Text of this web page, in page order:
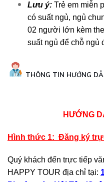
Lưu ý: Trẻ em miễn
có suất ngủ, ngủ
02 người lớn kèm
suất ngủ để chỗ ngủ
THÔNG TIN HƯỚNG
HƯỚNG
Hình thức 1: Đăng ký
Quý khách đến trực tiếp
HAPPY TOUR địa chỉ tại: